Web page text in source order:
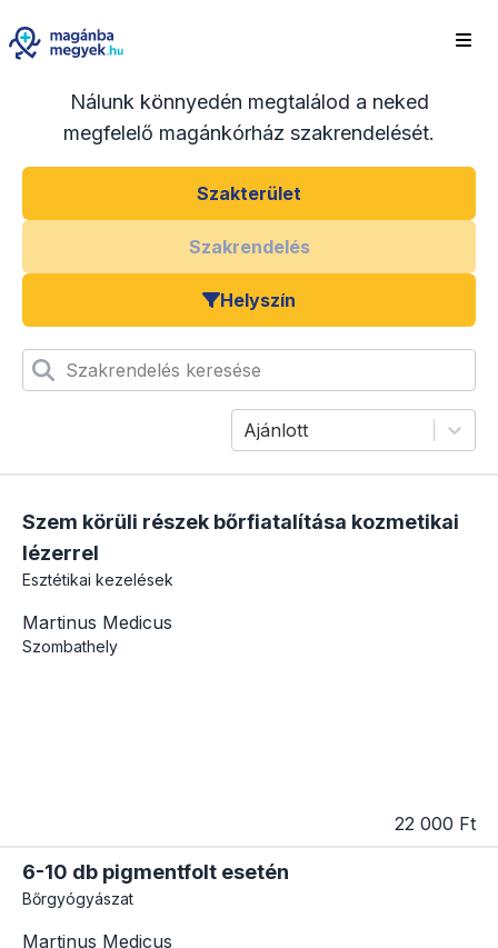
Nálunk könnyedén megtalálod a neked
megfelelő magánkórház szakrendelését.
Szakterület
Szakrendelés
Helyszín
Szakrendelés keresése
Ajánlott
Szem körüli részek bőrfiatalítása kozmetikai
lézerrel
Esztétikai kezelések
Martinus Medicus
Szombathely
22 000 Ft
6-10 db pigmentfolt esetén
Bőrgyógyászat
Martinus Medicus